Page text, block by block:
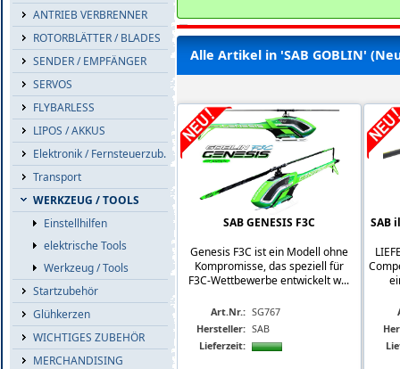
ANTRIEB VERBRENNER
ROTORBLÄTTER / BLADES
SENDER / EMPFÄNGER
SERVOS
FLYBARLESS
LIPOS / AKKUS
Elektronik / Fernsteuerzub.
Transport
WERKZEUG / TOOLS
Einstellhilfen
elektrische Tools
Werkzeug / Tools
Startzubehör
Glühkerzen
WICHTIGES ZUBEHÖR
MERCHANDISING
Alle Artikel in 'SAB GOBLIN'
SAB GENESIS F3C
Genesis F3C ist ein Modell ohne
Kompromisse, das speziell für
F3C-Wettbewerbe entwickelt w...
Art.Nr.: SG767
Hersteller: SAB
Lieferzeit:
SAB